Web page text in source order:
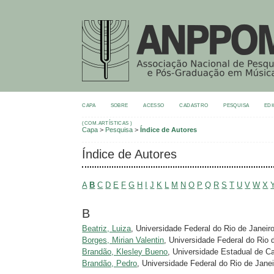
CAPA SOBRE ACESSO CADASTRO PESQUISA
(COM.ARTÍSTICAS )
Capa > Pesquisa >Índice de Autores
Índice de Autores
A B C D E F G H J K L M N O P Q R S T U V W X
B
Beatriz, Luiza , Universidade Federal do Rio de Janeiro
Borges, Mirian Valentin , Universidade Federal do Rio
Brandão, Klesley Bueno , Universidade Estadual de
Brandão, Pedro , Universidade Federal do Rio de